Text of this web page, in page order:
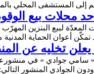
محلات بيع
المعدّة لبيع البنزين
أعوان الحماية
يعلن تخليه عن
« سامي جوادي » في
الجوادي المنشور التالي: